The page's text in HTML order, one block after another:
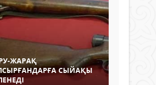
ЖАРАҚ
СЫЙАҚЫ